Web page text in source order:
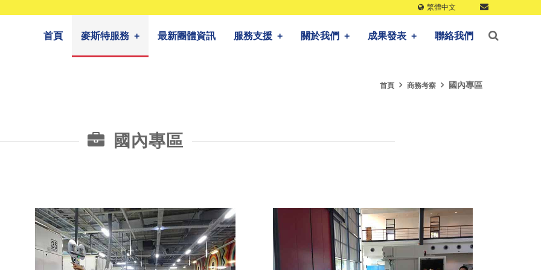
繁體中文
首頁 麥斯特服務 + 最新團體資訊 服務支援 + 關於我們 + 成果發表 + 聯絡我們
首頁 商務考察 國內專區
國內專區